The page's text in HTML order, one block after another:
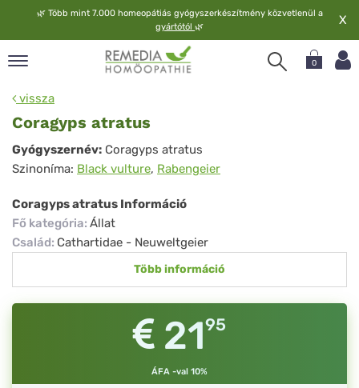
🌿 Több mint 7.000 homeopátiás gyógyszerkészítmény közvetlenül a
gyártótól 🌿 X
0
vissza
Coragyps atratus
Coragyps
atratus
Gyógyszernév: Coragyps atratus
Szinoníma: Black vulture, Rabengeier
Coragyps atratus Információ
Fő kategória: Állat
Család: Cathartidae - Neuweltgeier
Több információ
2195
ÁFA -val 10%